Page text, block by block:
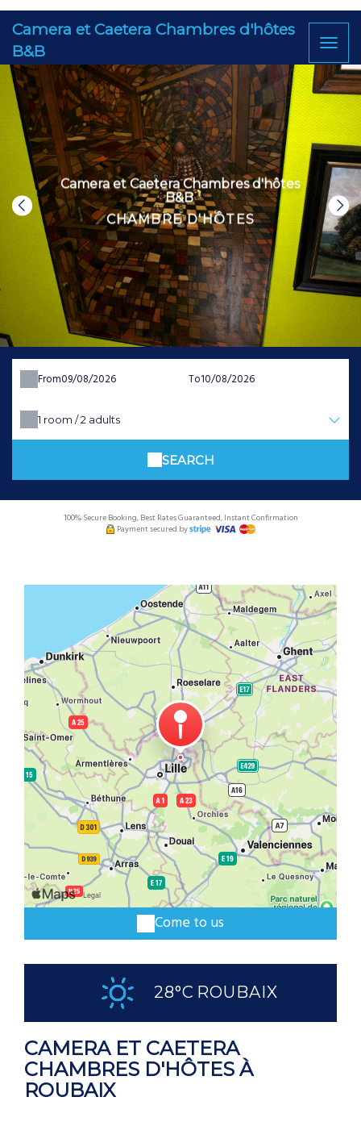
Camera et Caetera Chambres d'hôtes
B&B
Camera et Caetera Chambres d'hôtes
B&B
CHAMBRE D'HÔTES
From To
1 room /2 adults
SEARCH
100% Secure Booking, Best Rates Guaranteed, Instant Confirmation
Payment secured by
Come to us
28°C ROUBAIX
CAMERA ET CAETERA
CHAMBRES D'HÔTES À
ROUBAIX